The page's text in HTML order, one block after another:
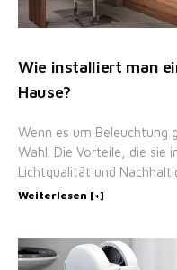
Wie installiert man
Hause?
Wenn es um Beleuchtung
Wahl. Die Vorteile, die sie
Lichtqualität und
Weiterlesen [+]